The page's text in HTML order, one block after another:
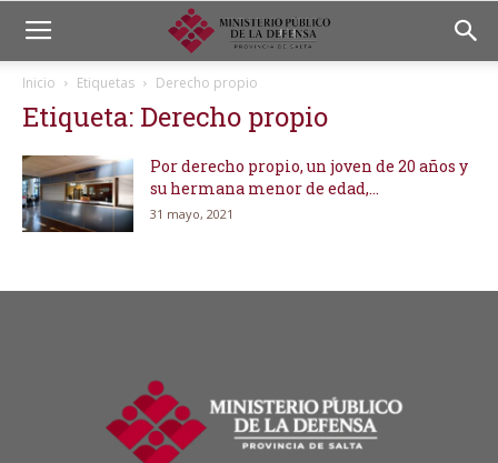
Inicio Etiquetas Derecho propio
Etiqueta: Derecho propio
Por derecho propio, un joven de 20 años y
su hermana menor de edad,...
31 mayo, 2021